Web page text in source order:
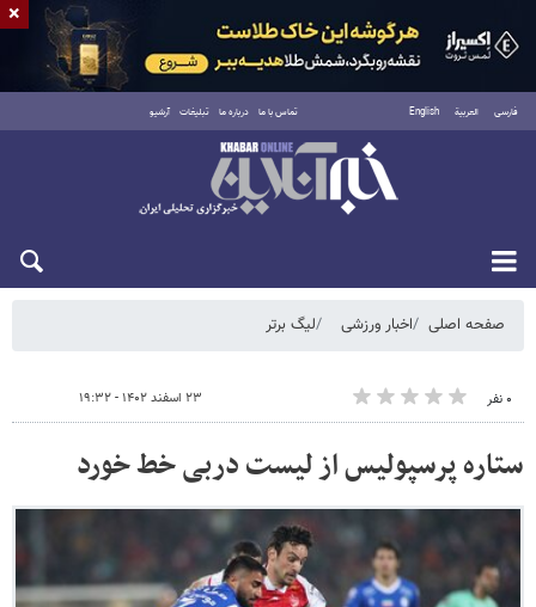
فارسی العربية English تماس با ما درباره ما تبلیغات آرشیو
شنبه ۱۷ مرداد ۱۴۰۵
صفحه اصلی اخبار ورزشی لیگ برتر
۰ نفر ۲۳ اسفند ۱۴۰۲ - ۱۹:۳۲
ستاره پرسپولیس از لیست دربی خط خورد
×